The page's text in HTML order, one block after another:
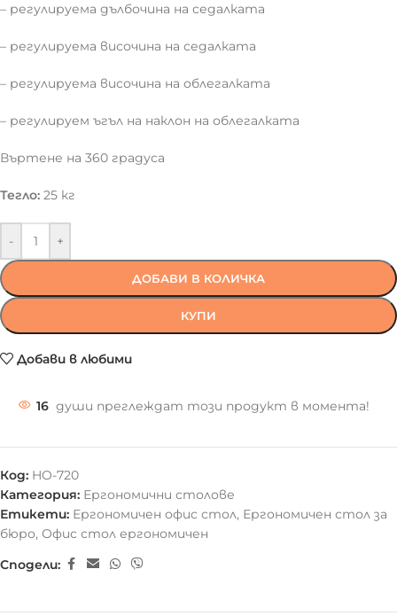
– регулируема дълбочина на седалката
– регулируема височина на седалката
– регулируема височина на облегалката
– регулируем ъгъл на наклон на облегалката
Въртене на 360 градуса
Тегло: 25 кг
- +
ДОБАВИ В КОЛИЧКА
КУПИ
Добави в любими
16 души преглеждат този продукт в момента!
Код: HO-720
Категория: Ергономични столове
Етикети: Ергономичен офис стол, Ергономичен стол за
бюро, Офис стол ергономичен
Сподели: